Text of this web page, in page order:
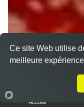
Accueil
Ce site Web utilise
meilleure